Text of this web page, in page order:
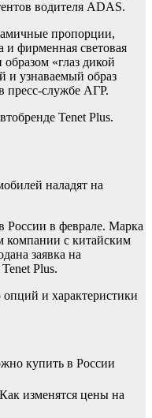
водителя ADAS.
пропорции,
и фирменная световая
«глаз дикой
узнаваемый образ
пресс-службе АГР.
наладят на
России в феврале. Марка
компании с китайским
заявка на
Plus.
и характеристики
купить в России
изменятся цены на